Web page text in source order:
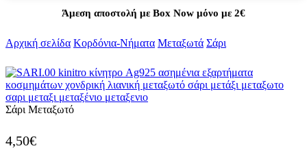
Άμεση αποστολή με Box Now μόνο με 2€
Αρχική σελίδα Κορδόνια-Νήματα Μεταξωτά Σάρι
Σάρι Μεταξωτό
4,50€